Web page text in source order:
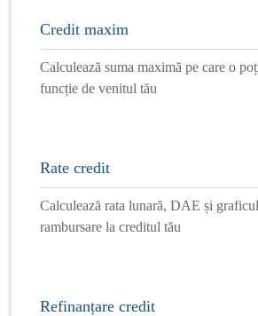
Credit maxim
Calculează suma maximă pe care o
funcție de venitul tău
Rate credit
Calculează rata lunară, DAE și
rambursare la creditul tău
Refinanțare credit